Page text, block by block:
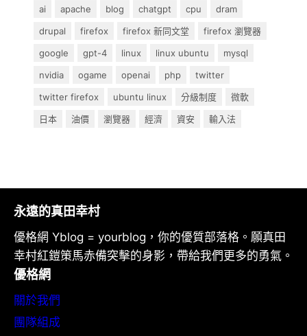
ai apache blog chatgpt cpu
dram
drupal
firefox firefox 新同文堂
firefox 瀏覽器
google
gpt-4 linux linux ubuntu
mysql
nvidia
ogame openai php
twitter
twitter firefox
ubuntu linux 分級制度
微軟
日本
油價 瀏覽器 經濟 資安 輸入法
永遠的真田幸村
優格網 Yblog = yourblog，你的優質部落格。願真田
幸村紅鎧策馬赤備突擊的身影，帶給我們更多的勇氣。
優格網
關於我們
團隊組成